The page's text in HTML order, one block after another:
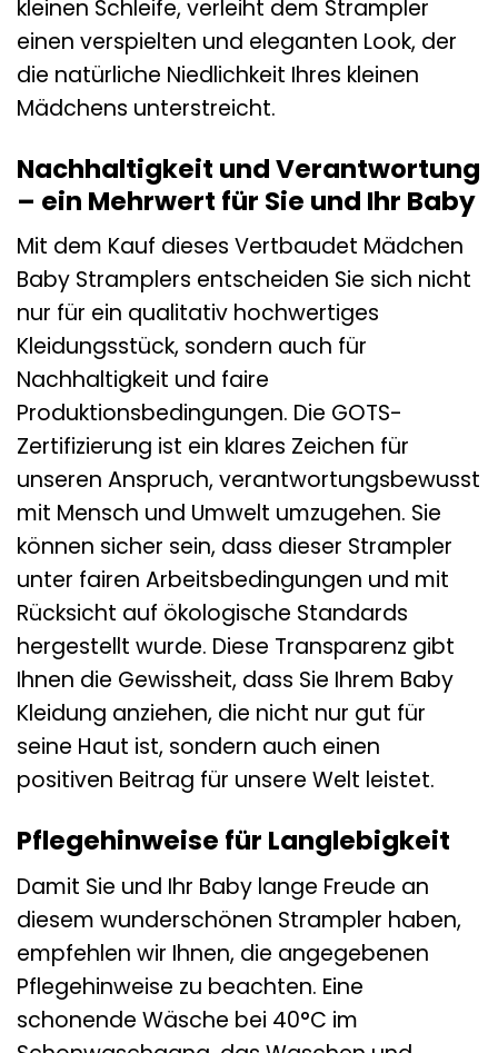
kleinen Schleife, verleiht dem Strampler
einen verspielten und eleganten Look, der
die natürliche Niedlichkeit Ihres kleinen
Mädchens unterstreicht.
Nachhaltigkeit und Verantwortung
– ein Mehrwert für Sie und Ihr Baby
Mit dem Kauf dieses Vertbaudet Mädchen
Baby Stramplers entscheiden Sie sich nicht
nur für ein qualitativ hochwertiges
Kleidungsstück, sondern auch für
Nachhaltigkeit und faire
Produktionsbedingungen. Die GOTS-
Zertifizierung ist ein klares Zeichen für
unseren Anspruch, verantwortungsbewusst
mit Mensch und Umwelt umzugehen. Sie
können sicher sein, dass dieser Strampler
unter fairen Arbeitsbedingungen und mit
Rücksicht auf ökologische Standards
hergestellt wurde. Diese Transparenz gibt
Ihnen die Gewissheit, dass Sie Ihrem Baby
Kleidung anziehen, die nicht nur gut für
seine Haut ist, sondern auch einen
positiven Beitrag für unsere Welt leistet.
Pflegehinweise für Langlebigkeit
Damit Sie und Ihr Baby lange Freude an
diesem wunderschönen Strampler haben,
empfehlen wir Ihnen, die angegebenen
Pflegehinweise zu beachten. Eine
schonende Wäsche bei 40°C im